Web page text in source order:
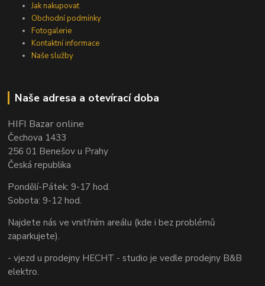
Jak nakupovat
Obchodní podmínky
Fotogalerie
Kontaktní informace
Naše služby
Naše adresa a otevírací doba
HIFI Bazar online
Čechova 1433
256 01 Benešov u Prahy
Česká republika
Pondělí-Pátek: 9-17 hod.
Sobota: 9-12 hod.
Najdete nás ve vnitřním areálu (kde i bez problémů
zaparkujete).
- vjezd u prodejny HECHT - studio je vedle prodejny B&B
elektro.